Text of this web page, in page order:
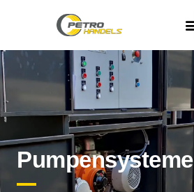
Pumpensysteme
Pumpensysteme